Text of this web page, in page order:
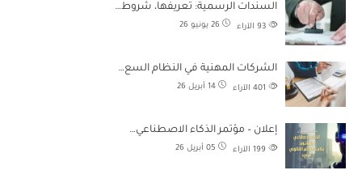
السندات الرسمية: تعريفها، شروط…
26 يونيو 26 الآراء
الشركات المهنية في النظام السع…
14 أبريل 26 الآراء
إعلان – مؤتمر الذكاء الاصطناعي…
05 أبريل 26 الآراء